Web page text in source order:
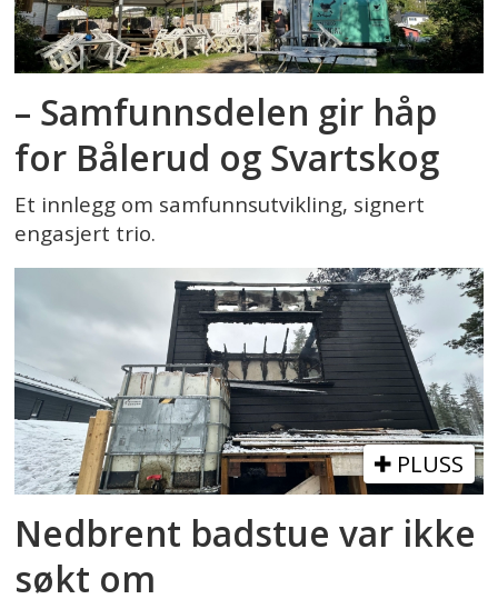
– Samfunnsdelen gir håp
for Bålerud og Svartskog
Et innlegg om samfunnsutvikling, signert
engasjert trio.
PLUSS
Nedbrent badstue var ikke
søkt om